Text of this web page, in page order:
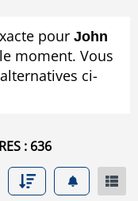
pays.
pour John
moment. Vous
ci-
: 636